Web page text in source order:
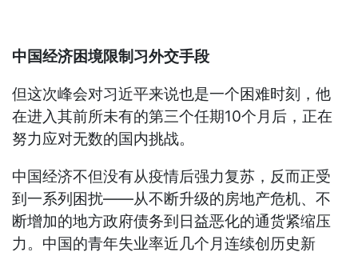
中国经济困境限制习外交手段
但这次峰会对习近平来说也是一个困难时刻，他
在进入其前所未有的第三个任期10个月后，正在
努力应对无数的国内挑战。
中国经济不但没有从疫情后强力复苏，反而正受
到一系列困扰——从不断升级的房地产危机、不
断增加的地方政府债务到日益恶化的通货紧缩压
力。中国的青年失业率近几个月连续创历史新